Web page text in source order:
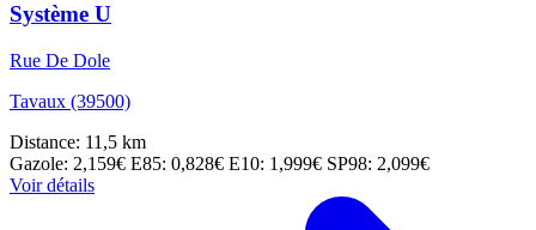
Système U
Rue De Dole
Tavaux (39500)
Distance: 11,5 km
Gazole: 2,159€ E85: 0,828€ E10: 1,999€ SP98: 2,099€
Voir détails